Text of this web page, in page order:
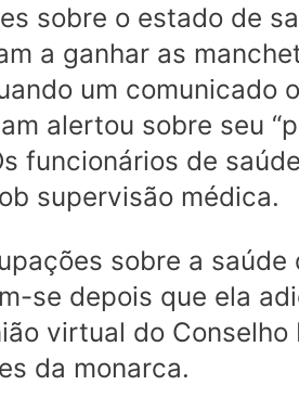
sobre o estado de
a ganhar as
um comunicado
alertou sobre seu
funcionários de
supervisão médica.
sobre a
se depois que ela
virtual do
da monarca.